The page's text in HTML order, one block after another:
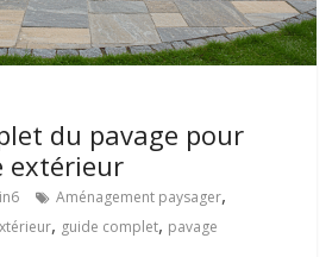
du pavage pour
extérieur
Aménagement paysager,
, guide complet, pavage